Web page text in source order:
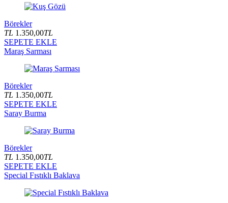
Börekler
TL 1.350,00TL
SEPETE EKLE
Maraş Sarması
Börekler
TL 1.350,00TL
SEPETE EKLE
Saray Burma
Börekler
TL 1.350,00TL
SEPETE EKLE
Special Fıstıklı Baklava